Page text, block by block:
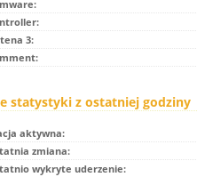
3:
statystyki z ostatniej godziny
aktywna:
zmiana:
wykryte uderzenie: